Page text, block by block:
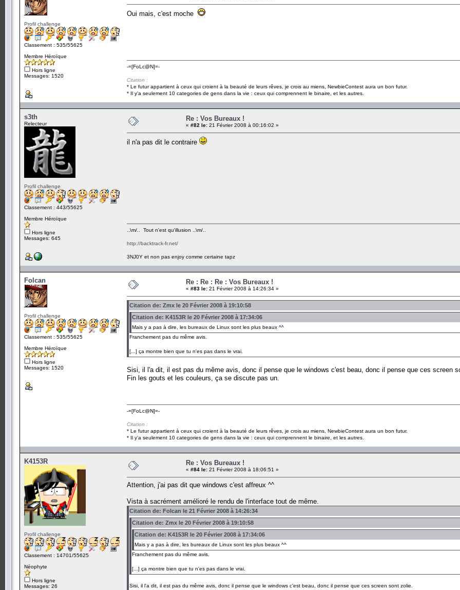
Profil challenge
Classement : 535/55625
Membre Héroïque
Hors ligne
Messages: 1520
Oui mais, c'est moche
-=[FoLc@N]=-
Citation :
* Le futur appartient à ceux qui croient à la beauté de leurs rêves, je crois au miens, NewbieContest aura un bon futur.
* Il y'a seulement 10 categories de gens dans la vie : ceux qui comprennent le binaire, et les autres.
s3th
Relecteur
Profil challenge
Classement : 443/55625
Membre Héroïque
Hors ligne
Messages: 645
Re : Vos Bureaux !
« #82 le: 21 Février 2008 à 00:16:02 »
il n'a pas dit le contraire
..\m/.. Tout n'est qu'illusion ..\m/..
http://backtrack-fr.net/
3NJ0Y et non pas enjoy comme certaine tapz
Folcan
Profil challenge
Classement : 535/55625
Membre Héroïque
Hors ligne
Messages: 1520
Re : Re : Re : Vos Bureaux !
« #83 le: 21 Février 2008 à 14:26:34 »
Citation de: Zmx le 20 Février 2008 à 19:10:58
Citation de: K4153R le 20 Février 2008 à 17:34:06
Mais y a pas à dire, les bureaux de Linux sont les plus beaux ^^
Franchement pas du même avis.
[...] ça montre bien que tu n'es pas dans le vrai.
Sisi, il l'a dit, il est pas du même avis, donc il pense que le windows c'est beau, donc il pense que ces screen
Fin les gouts et les couleurs, ça se discute pas un.
-=[FoLc@N]=-
Citation :
* Le futur appartient à ceux qui croient à la beauté de leurs rêves, je crois au miens, NewbieContest aura un bon futur.
* Il y'a seulement 10 categories de gens dans la vie : ceux qui comprennent le binaire, et les autres.
K4153R
Profil challenge
Classement : 14701/55625
Néophyte
Hors ligne
Messages: 26
Re : Vos Bureaux !
« #84 le: 21 Février 2008 à 18:06:51 »
Attention, j'ai pas dit que windows c'est affreux ^^
Vista à sacrément amélioré le rendu de l'interface tout de même.
Citation de: Folcan le 21 Février 2008 à 14:26:34
Citation de: Zmx le 20 Février 2008 à 19:10:58
Citation de: K4153R le 20 Février 2008 à 17:34:06
Mais y a pas à dire, les bureaux de Linux sont les plus beaux ^^
Franchement pas du même avis.
[...] ça montre bien que tu n'es pas dans le vrai.
Sisi, il l'a dit, il est pas du même avis, donc il pense que le windows c'est beau, donc il pense que ces screen sont zolie.